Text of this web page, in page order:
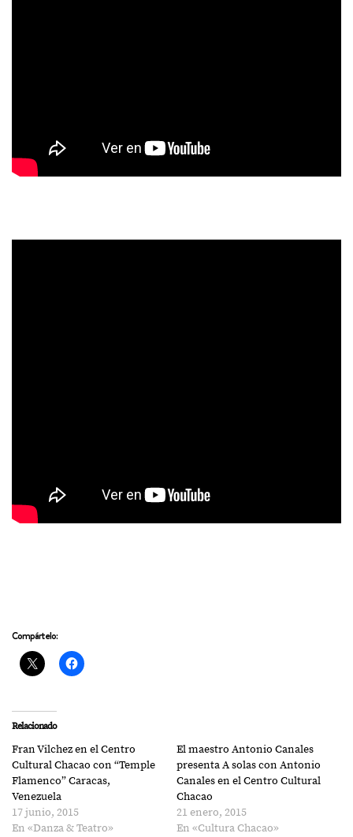
Compártelo:
Relacionado
Fran Vilchez en el Centro
Cultural Chacao con “Temple
Flamenco” Caracas,
Venezuela
17 junio, 2015
En «Danza & Teatro»
El maestro Antonio Canales
presenta A solas con Antonio
Canales en el Centro Cultural
Chacao
21 enero, 2015
En «Cultura Chacao»